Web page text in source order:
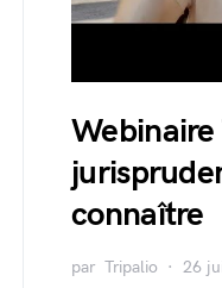
connaître
par Tripalio 26